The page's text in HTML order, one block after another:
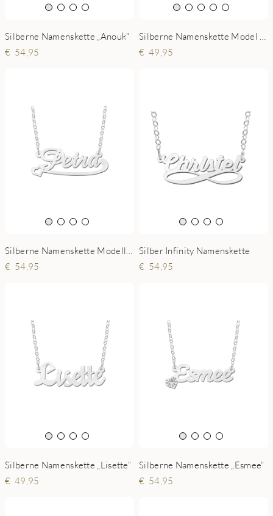
Silberne Namenskette „Anouk“
54,95
49,95
54,95
Silber Infinity Namenskette
54,95
Silberne Namenskette „Lisette“
49,95
Silberne Namenskette „Esmee“
54,95